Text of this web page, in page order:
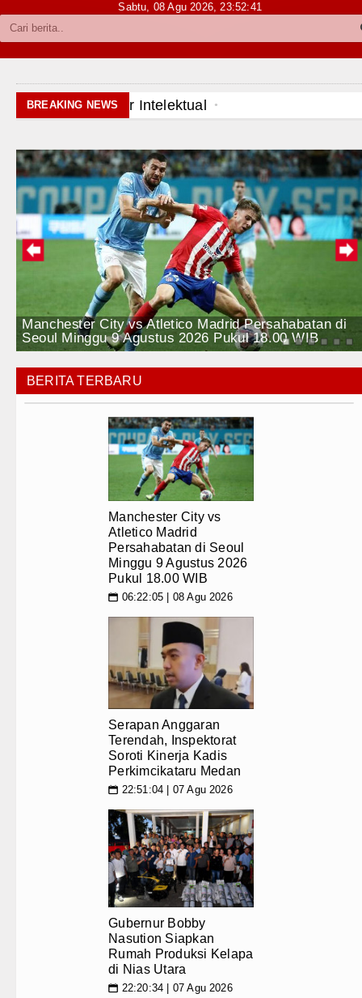
Politik
Hiburan
Olahraga
Teknologi
Wisata
TIPS dan TRIK
+ Lainnya
Sabtu, 08 Agu 2026,23:52:43
BREAKING NEWS Dewan Usul BUMD Sumut
Risiko Tertular HIV/AIDS Melalui
Bertekad Pulang Mantan PM
Manchester City vs Atletico
Serapan Anggaran Terendah,
Gubernur Bobby Nasution
Tujuh Tewas dalam
Bayern Munich Menang Tipis
Dewan Usul BUMD Sumut
Dugaan Penyimpangan Dana
Risiko Tertular HIV/AIDS Melalui
Bertekad Pulang Mantan PM
Manchester City vs Atletico
Serapan Anggaran Terendah,
Gubernur Bobby Nasution
Tujuh Tewas dalam
Bayern Munich Menang Tipis
Masyarakat Desak APH
Dewan Usul BUMD Sumut
Dugaan Penyimpangan Dana
Risiko Tertular HIV/AIDS Melalui
Bertekad Pulang Mantan PM
Manchester City vs Atletico
Serapan Anggaran Terendah,
Gubernur Bobby Nasution
Manchester City vs Atletico Madrid Persahabatan di
Seoul Minggu 9 Agustus 2026 Pukul 18.00 WIB
BERITA TERBARU
Manchester City vs
Atletico Madrid
Persahabatan di Seoul
Minggu 9 Agustus 2026
Pukul 18.00 WIB
📅 06:22:05 | 08 Agu 2026
Serapan Anggaran
Terendah, Inspektorat
Soroti Kinerja Kadis
Perkimcikataru Medan
📅 22:51:04 | 07 Agu 2026
Gubernur Bobby
Nasution Siapkan
Rumah Produksi Kelapa
di Nias Utara
📅 22:20:34 | 07 Agu 2026